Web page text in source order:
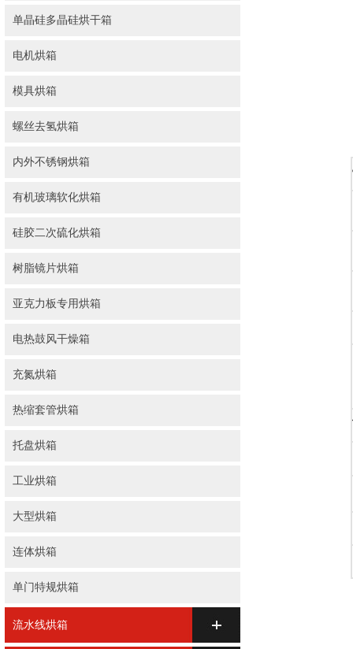
单晶硅多晶硅烘干箱
电机烘箱
模具烘箱
螺丝去氢烘箱
内外不锈钢烘箱
有机玻璃软化烘箱
硅胶二次硫化烘箱
树脂镜片烘箱
亚克力板专用烘箱
电热鼓风干燥箱
充氮烘箱
热缩套管烘箱
托盘烘箱
工业烘箱
大型烘箱
连体烘箱
单门特规烘箱
流水线烘箱